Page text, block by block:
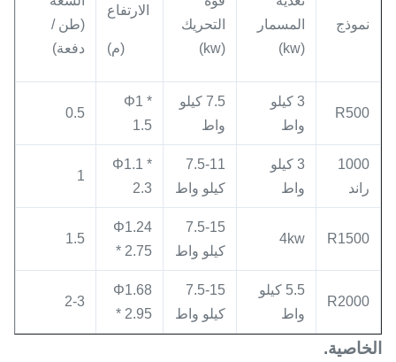
نموذج
المسمار
(kw)
التحريك
(kw)
الارتفاع
(م)
(طن /
دفعة)
R500
3 كيلو
واط
7.5 كيلو
واط
Φ1 *
1.5
0.5
1000
راند
3 كيلو
واط
7.5-11
كيلو واط
Φ1.1 *
2.3
1
R1500
4kw
7.5-15
كيلو واط
Φ1.24
* 2.75
1.5
R2000
5.5 كيلو
واط
7.5-15
كيلو واط
Φ1.68
* 2.95
2-3
الخاصية.